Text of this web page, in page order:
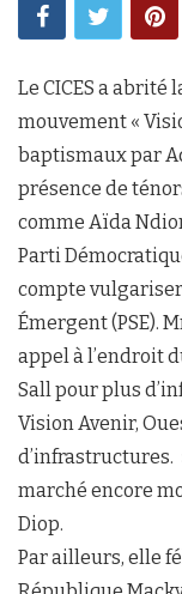
Le CICES a
mouvement «
baptismaux par
présence de
comme Aïda
Parti
compte
Émergent (PSE).
appel à l’endroit
Sall pour plus
Vision Avenir,
d’infrastructures.
marché encore
Diop.
Par ailleurs, elle